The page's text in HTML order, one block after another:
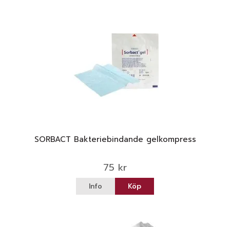
SORBACT Bakteriebindande gelkompress
75 kr
Info Köp